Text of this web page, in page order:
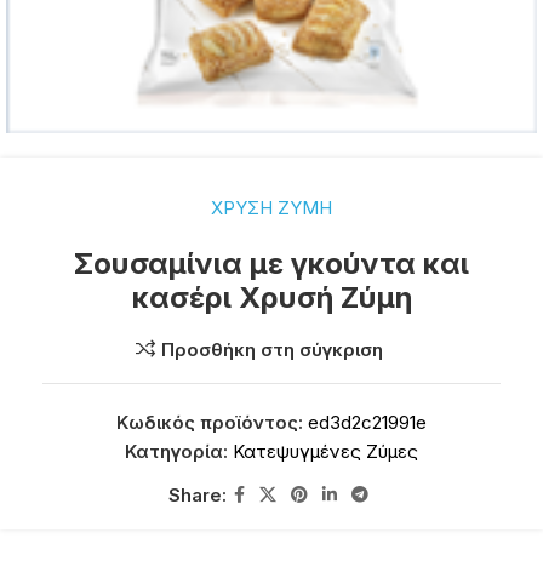
ΧΡΥΣΗ ΖΥΜΗ
Σουσαμίνια με γκούντα και
κασέρι Χρυσή Ζύμη
Προσθήκη στη σύγκριση
Κωδικός προϊόντος: ed3d2c21991e
Κατηγορία: Κατεψυγμένες Ζύμες
Share: